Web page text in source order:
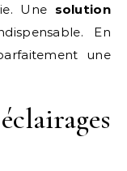
Une solution
En
une